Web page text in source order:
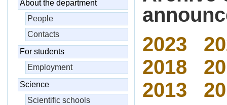
About the department
People
Contacts
For students
Employment
Science
Scientific schools
2023
2018
2013